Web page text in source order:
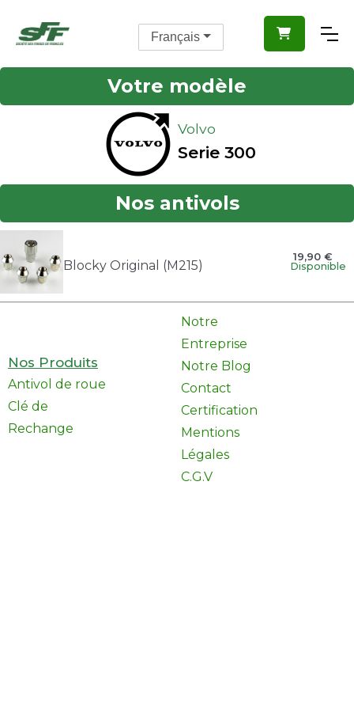

Votre modèle
Volvo
Serie 300
Nos antivols
Blocky Original (M215)
19,90 €
Disponible
Nos Produits
Antivol de roue
Clé de
Rechange
Notre
Entreprise
Notre Blog
Contact
Certification
Mentions
Légales
C.G.V
Français